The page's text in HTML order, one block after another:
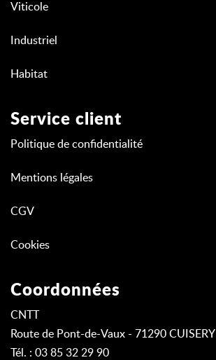
Viticole
Industriel
Habitat
Service client
Politique de confidentialité
Mentions légales
CGV
Cookies
Coordonnées
CNTT
Route de Pont-de-Vaux - 71290 CUISERY
Tél. : 03 85 32 29 90